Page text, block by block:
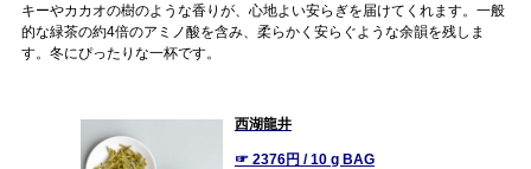
キーやカカオの樹のような香りが、心地よい安らぎを届けてくれます。一般
的な緑茶の約4倍のアミノ酸を含み、柔らかく安らぐような余韻を残しま
す。冬にぴったりな一杯です。
西湖龍井
☞ 2376円 / 10 g BAG